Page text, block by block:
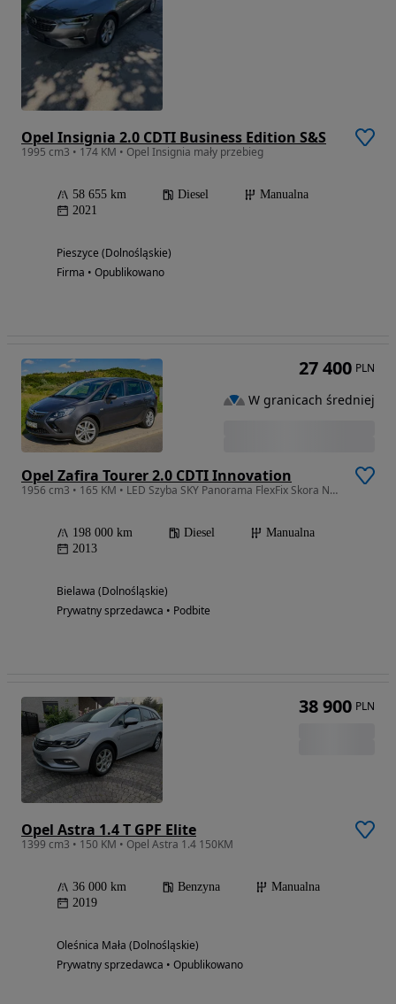
Opel Insignia 2.0 CDTI Business Edition S&S
1995 cm3 • 174 KM • Opel Insignia mały przebieg
58 655 km Diesel
Manualna
2021
Pieszyce (Dolnośląskie)
Firma • Opublikowano
Opel Zafira Tourer 2.0 CDTI Innovation
1956 cm3 • 165 KM • LED Szyba SKY Panorama FlexFix Skora NaviPL Xenon
198 000 km Diesel
Manualna
2013
Bielawa (Dolnośląskie)
Prywatny sprzedawca • Podbite
27 400 PLN
W granicach średniej
Opel Astra 1.4 T GPF Elite
1399 cm3 • 150 KM • Opel Astra 1.4 150KM
36 000 km Benzyna
Manualna
2019
Oleśnica Mała (Dolnośląskie)
Prywatny sprzedawca • Opublikowano
38 900 PLN